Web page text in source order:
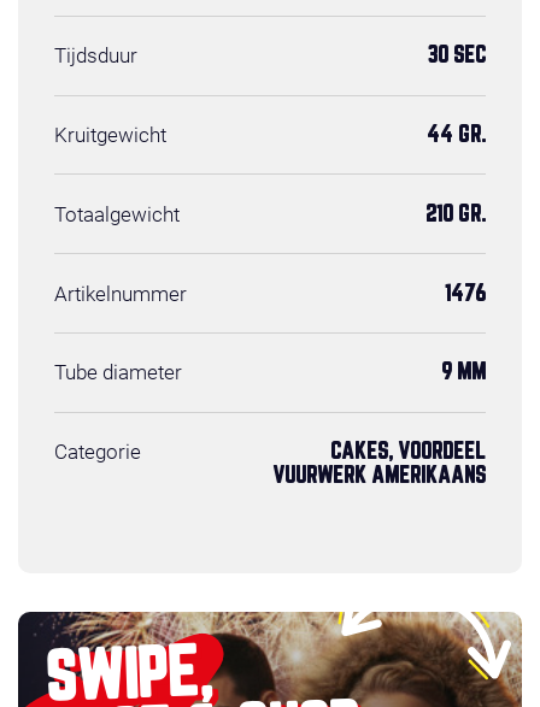
Tijdsduur 30 SEC
Kruitgewicht 44 GR.
Totaalgewicht 210 GR.
Artikelnummer 1476
Tube diameter 9 MM
Categorie
CAKES, VOORDEEL
VUURWERK AMERIKAANS
SWIPE,